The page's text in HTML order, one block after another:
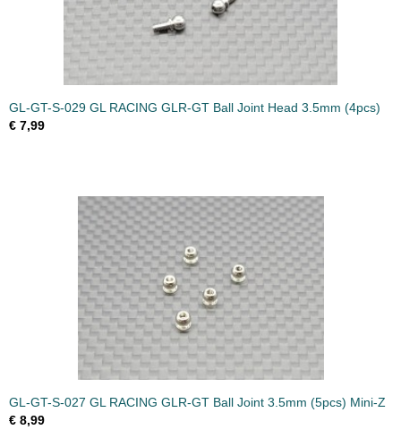
GL-GT-S-029 GL RACING GLR-GT Ball Joint Head 3.5mm (4pcs)
€ 7,99
GL-GT-S-027 GL RACING GLR-GT Ball Joint 3.5mm (5pcs) Mini-Z
€ 8,99